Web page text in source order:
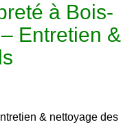
à Bois-
Entretien &
& nettoyage des